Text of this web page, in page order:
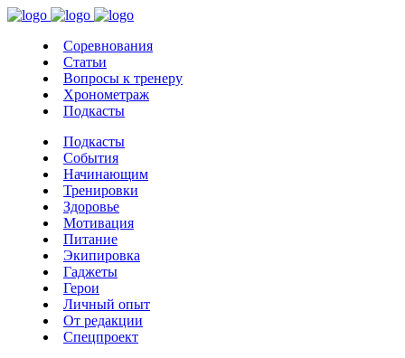
Соревнования
Статьи
Вопросы к тренеру
Хронометраж
Подкасты
Подкасты
События
Начинающим
Тренировки
Здоровье
Мотивация
Питание
Экипировка
Гаджеты
Герои
Личный опыт
От редакции
Спецпроект